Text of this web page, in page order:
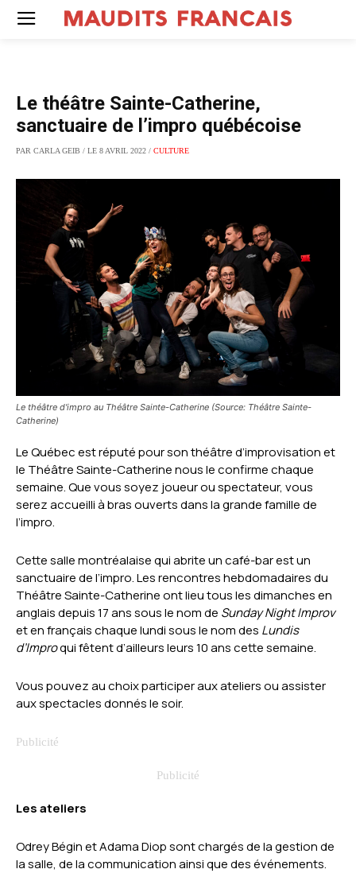
Le théâtre Sainte-Catherine,
sanctuaire de l’impro québécoise
PAR CARLA GEIB / LE 8 AVRIL 2022 / CULTURE
Le théâtre d'impro au Théâtre Sainte-Catherine (Source: Théâtre Sainte-
Catherine)
Le Québec est réputé pour son théâtre d’improvisation et
le Théâtre Sainte-Catherine nous le confirme chaque
semaine. Que vous soyez joueur ou spectateur, vous
serez accueilli à bras ouverts dans la grande famille de
l’impro.
Cette salle montréalaise qui abrite un café-bar est un
sanctuaire de l’impro.Les rencontres hebdomadaires du
Théâtre Sainte-Catherine ont lieu tous les dimanches en
anglais depuis 17 ans sous le nom de Sunday Night Improv
et en français chaque lundi sous le nom des Lundis
d’Improqui fêtent d’ailleurs leurs 10 ans cette semaine.
Vous pouvez au choix participer aux ateliers ou assister
aux spectacles donnés le soir.
Les ateliers
Odrey Bégin et Adama Diop sont chargés de la gestion de
la salle, de la communication ainsi que des événements.